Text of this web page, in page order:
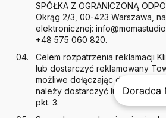
SPÓŁKA Z OGRANICZONĄ
Okrąg 2/3, 00-423 Warszawa,
elektronicznej:
+48 575 060 820.
Celem rozpatrzenia reklamacji
lub dostarczyć reklamowany
możliwe dołączając do niego
należy dostarczyć lub przesłać
pkt. 3.
Doradca